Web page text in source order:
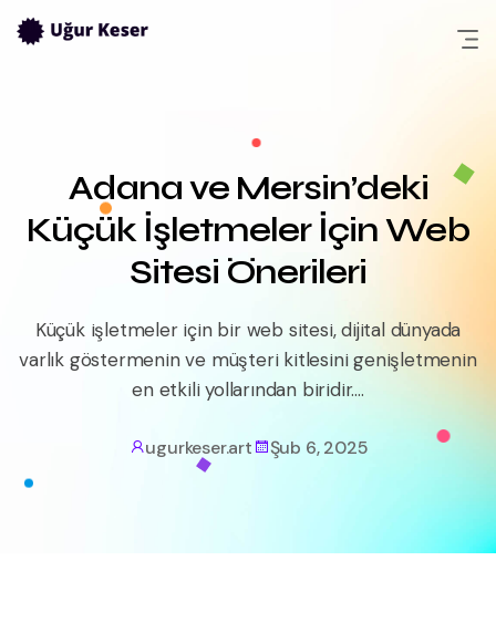
Skip
Adana ve Mersin’deki
Küçük İşletmeler İçin Web
Sitesi Önerileri
Küçük işletmeler için bir web sitesi, dijital dünyada
varlık göstermenin ve müşteri kitlesini genişletmenin
en etkili yollarından biridir....
ugurkeser.art Şub 6, 2025